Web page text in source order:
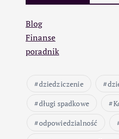
Blog
Finanse
poradnik
dziedziczenie
długi spadkowe
odpowiedzialność